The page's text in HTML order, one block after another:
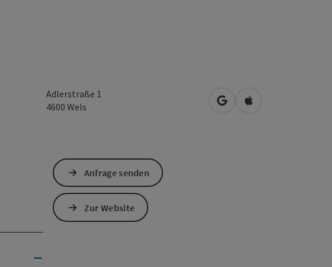
Adlerstraße 1
4600 Wels in Google Maps öffnen
in Apple Maps
Anfrage senden
Zur Website